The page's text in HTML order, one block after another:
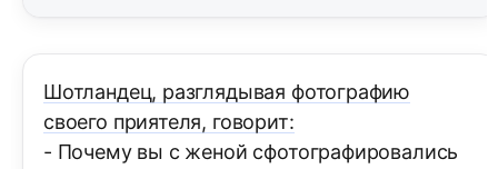
Шотландец, разглядывая фотографию
своего приятеля, говорит:
- Почему вы с женой сфотографировались